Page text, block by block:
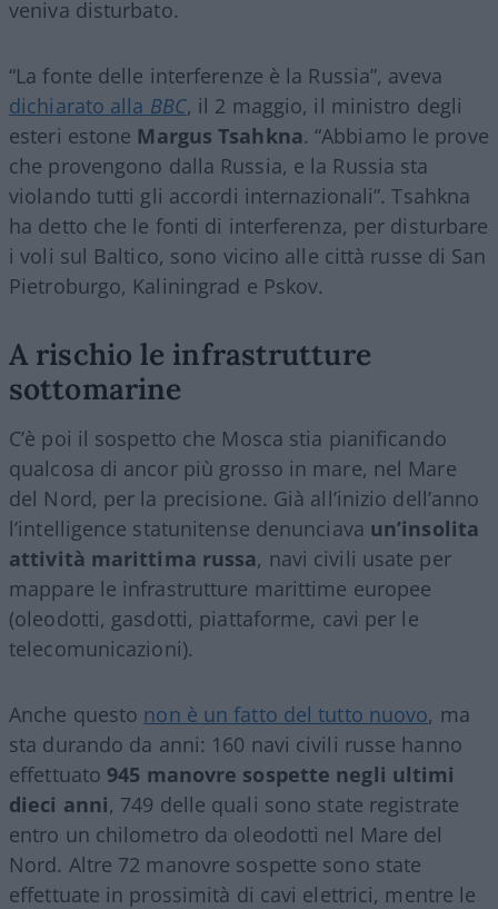
veniva disturbato.
“La fonte delle interferenze è la Russia”, aveva
dichiarato alla BBC, il 2 maggio, il ministro degli
esteri estone Margus Tsahkna. “Abbiamo le prove
che provengono dalla Russia, e la Russia sta
violando tutti gli accordi internazionali”. Tsahkna
ha detto che le fonti di interferenza, per disturbare
i voli sul Baltico, sono vicino alle città russe di San
Pietroburgo, Kaliningrad e Pskov.
A rischio le infrastrutture
sottomarine
C’è poi il sospetto che Mosca stia pianificando
qualcosa di ancor più grosso in mare, nel Mare
del Nord, per la precisione. Già all’inizio dell’anno
l’intelligence statunitense denunciava un’insolita
attività marittima russa, navi civili usate per
mappare le infrastrutture marittime europee
(oleodotti, gasdotti, piattaforme, cavi per le
telecomunicazioni).
Anche questo non è un fatto del tutto nuovo, ma
sta durando da anni: 160 navi civili russe hanno
effettuato 945 manovre sospette negli ultimi
dieci anni, 749 delle quali sono state registrate
entro un chilometro da oleodotti nel Mare del
Nord. Altre 72 manovre sospette sono state
effettuate in prossimità di cavi elettrici, mentre le